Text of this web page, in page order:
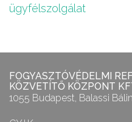
ügyfélszolgálat
FOGYASZTÓVÉDELMI
KÖZVETÍTŐ KÖZPONT
1055 Budapest, Balassi